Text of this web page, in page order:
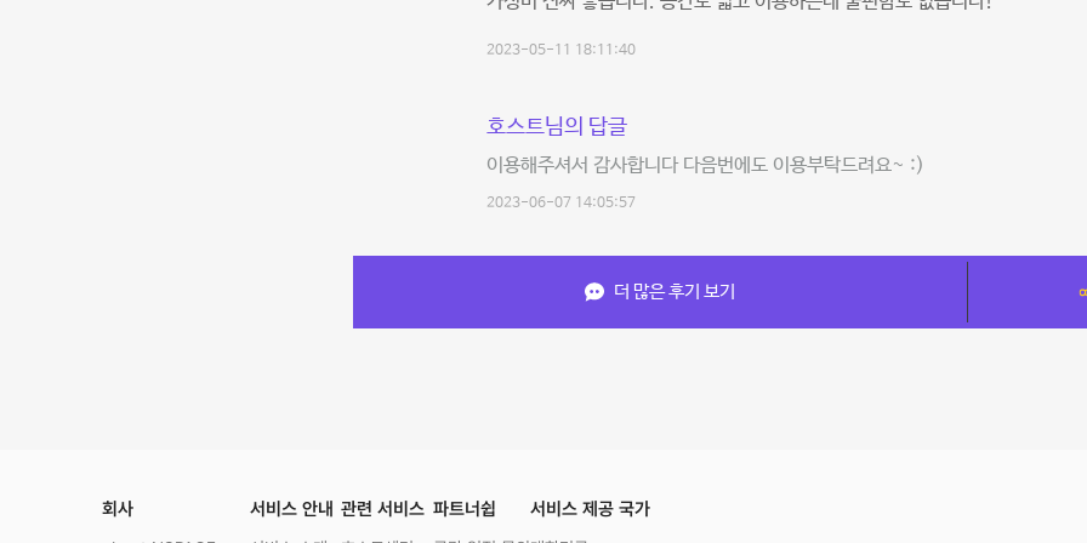
2023-05-11 18:11:40
호스트님의 답글
이용해주셔서 감사합니다 다음번에도 이용부탁드려요~ :)
2023-06-07 14:05:57
더 많은 후기 보기
회사 서비스 안내 관련 서비스 파트너쉽 서비스 제공 국가